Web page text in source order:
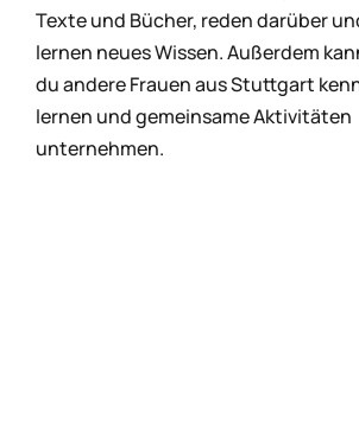
Texte und Bücher, reden darüber
lernen neues Wissen. Außerdem
du andere Frauen aus Stuttgart
lernen und gemeinsame Aktivitäten
unternehmen.